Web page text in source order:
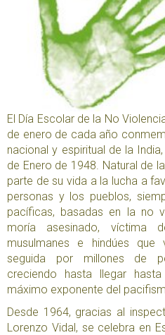
El Día Escolar de la No
de enero de cada año
nacional y espiritual de la
de Enero de 1948. Natural de
parte de su vida a la lucha a
personas y los pueblos,
pacíficas, basadas en la no
moría asesinado, víctima
musulmanes e hindúes
seguida por millones de
creciendo hasta llegar
máximo exponente del
Desde 1964, gracias al
Lorenzo Vidal, se celebra en